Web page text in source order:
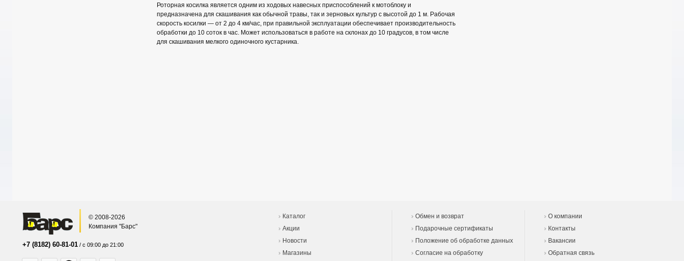
Роторная косилка является одним из ходовых навесных приспособлений к мотоблоку и
предназначена для скашивания как обычной травы, так и зерновых культур с высотой до 1 м. Рабочая
скорость косилки — от 2 до 4 км/час, при правильной эксплуатации обеспечивает производительность
обработки до 10 соток в час. Может использоваться в работе на склонах до 10 градусов, в том числе
для скашивания мелкого одиночного кустарника.
© 2008-2026
Компания "Барс"
+7 (8182) 60-81-01 / с 09:00 до 21:00
Каталог
Акции
Новости
Магазины
Обмен и возврат
Подарочные сертификаты
Положение об обработке данных
Согласие на обработку
О компании
Контакты
Вакансии
Обратная связь